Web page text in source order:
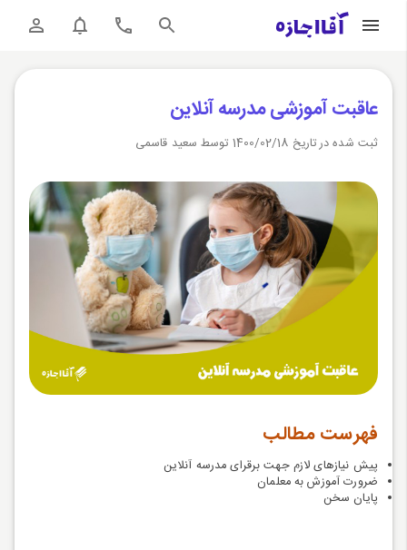
عاقبت آموزشی مدرسه آنلاین
ثبت شده در تاریخ 1400/02/18 توسط سعید قاسمی
فهرست مطالب
پیش نیازهای لازم جهت برقرای مدرسه آنلاین
ضرورت آموزش به معلمان
پایان سخن